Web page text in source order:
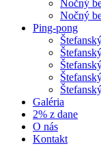
Nočný
Nočný
Ping-pong
Galéria
2% z dane
O nás
Kontakt